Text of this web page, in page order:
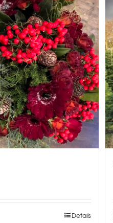
Details